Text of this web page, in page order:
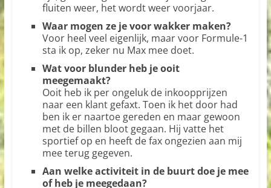
fluiten weer, het wordt weer voorjaar.
Waar mogen ze je voor wakker maken?
Voor heel veel eigenlijk, maar voor Formule-1
sta ik op, zeker nu Max mee doet.
Wat voor blunder heb je ooit
meegemaakt?
Ooit heb ik per ongeluk de inkoopprijzen
naar een klant gefaxt. Toen ik het door had
ben ik er naartoe gereden en maar gewoon
met de billen bloot gegaan. Hij vatte het
sportief op en heeft de fax ongezien aan mij
mee terug gegeven.
Aan welke activiteit in de buurt doe je mee
of heb je meegedaan?